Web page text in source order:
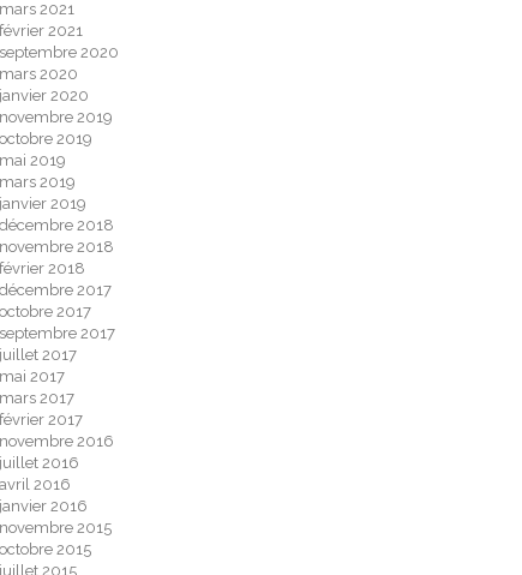
mars 2021
février 2021
septembre 2020
mars 2020
janvier 2020
novembre 2019
octobre 2019
mai 2019
mars 2019
janvier 2019
décembre 2018
novembre 2018
février 2018
décembre 2017
octobre 2017
septembre 2017
juillet 2017
mai 2017
mars 2017
février 2017
novembre 2016
juillet 2016
avril 2016
janvier 2016
novembre 2015
octobre 2015
juillet 2015